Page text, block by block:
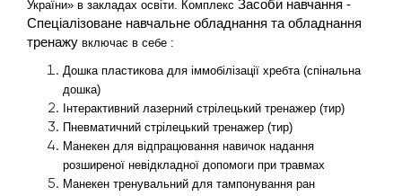
України» в закладах освіти. Комплекс Засоби навчання -
Спеціалізоване навчальне обладнання та обладнання
тренажу включає в себе :
Дошка пластикова для іммобілізації хребта (спінальна
дошка)
Інтерактивний лазерний стрілецький тренажер (тир)
Пневматичний стрілецький тренажер (тир)
Манекен для відпрацювання навичок надання
розширеної невідкладної допомоги при травмах
Манекен тренувальний для тампонування ран